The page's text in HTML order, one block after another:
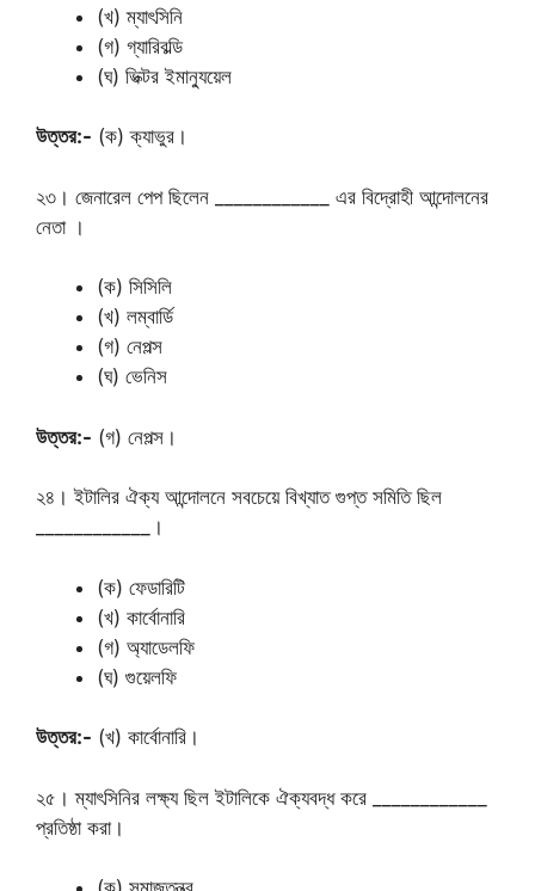
(খ) ম্যাৎসিনি
(গ) গ্যারিবল্ডি
(ঘ) ভিক্টর ইমান্যুয়েল
উত্তর:- (ক) ক্যাভুর।
২৩। জেনারেল পেপ ছিলেন ____________ এর বিদ্রোহী আন্দোলনের
নেতা ।
(ক) সিসিলি
(খ) লম্বার্ডি
(গ) নেপল্স
(ঘ) ভেনিস
উত্তর:- (গ) নেপল্স।
২৪। ইটালির ঐক্য আন্দোলনে সবচেয়ে বিখ্যাত গুপ্ত সমিতি ছিল
____________।
(ক) ফেডারিটি
(খ) কার্বোনারি
(গ) অ্যাডেলফি
(ঘ) গুয়েলফি
উত্তর:- (খ) কার্বোনারি।
২৫। ম্যাৎসিনির লক্ষ্য ছিল ইটালিকে ঐক্যবদ্ধ করে ____________
প্রতিষ্ঠা করা।